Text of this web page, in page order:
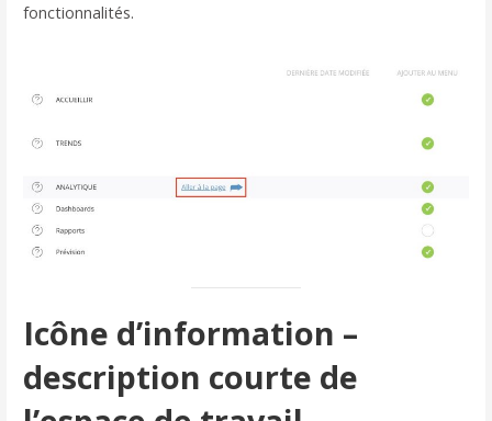
fonctionnalités.
Icône d’information –
description courte de